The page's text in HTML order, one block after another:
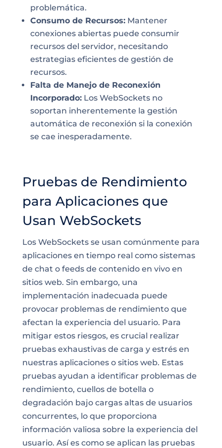
problemática.
Consumo de Recursos:Mantener
conexiones abiertas puede consumir
recursos del servidor, necesitando
estrategias eficientes de gestión de
recursos.
Falta de Manejo de Reconexión
Incorporado:Los WebSockets no
soportan inherentemente la gestión
automática de reconexión si la conexión
se cae inesperadamente.
Pruebas de Rendimiento
para Aplicaciones que
Usan WebSockets
Los WebSockets se usan comúnmente para
aplicaciones en tiempo real como sistemas
de chat o feeds de contenido en vivo en
sitios web. Sin embargo, una
implementación inadecuada puede
provocar problemas de rendimiento que
afectan la experiencia del usuario. Para
mitigar estos riesgos, es crucial realizar
pruebas exhaustivas de carga y estrés en
nuestras aplicaciones o sitios web. Estas
pruebas ayudan a identificar problemas de
rendimiento, cuellos de botella o
degradación bajo cargas altas de usuarios
concurrentes, lo que proporciona
información valiosa sobre la experiencia del
usuario. Así es como se aplican las pruebas